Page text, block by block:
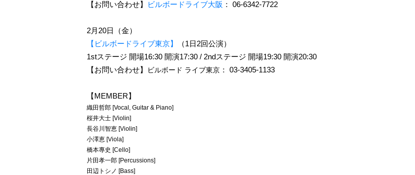
【お問い合わせ】
ビルボードライブ大阪 ： 06-6342-7722
2月 20日（金）
【ビルボードライブ東京】 （1 日 2回公演）
1stステージ 開場16:30 開演17:30 / 2nd ステージ 開場19:30 開演20:30
【お問い合わせ】
ビルボード ライブ東京 ： 03-3405-1133
【MEMBER】
織田哲郎 [Vocal, Guitar & Piano]
桜井大士 [Violin]
長谷川智恵 [Violin]
小澤恵 [Viola]
橋本專史 [Cello]
片田孝一郎 [Percussions]
田辺トシノ [Bass]